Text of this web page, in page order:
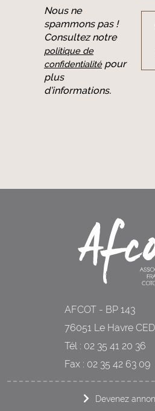
Nous ne
spammons pas !
Consultez notre
politique de
confidentialitépour
plus
d’informations.
AFCOT - BP 143
76051 Le Havre
Tél : 02 35 41 20 36
Fax : 02 35 42 63 09
Devenez